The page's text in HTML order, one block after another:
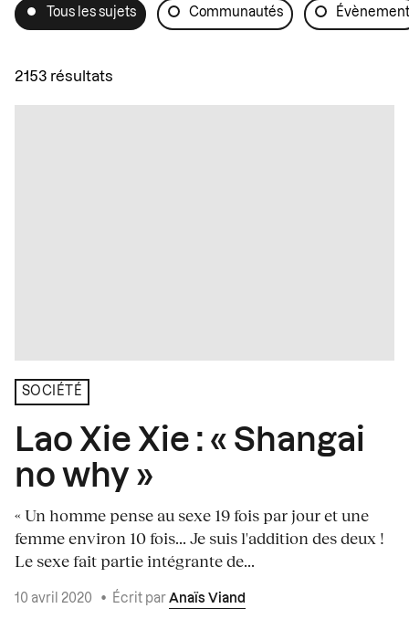
Tous les sujets Communautés Évènement
2153 résultats
SOCIÉTÉ
Lao Xie Xie : « Shangai
no why »
« Un homme pense au sexe 19 fois par jour et une
femme environ 10 fois... Je suis l'addition des deux !
Le sexe fait partie intégrante de...
10 avril 2020 • Écrit par Anaïs Viand